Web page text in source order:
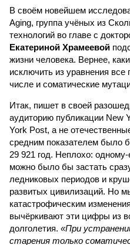
В своём новейшем
Aging, группа учёных из
технологий во главе с
Екатериной Храмеевой
жизни человека. Вернее,
исключить из уравнения все
числе и соматические
Итак, пишет в своей
аудиторию публикации New
York Post, а не
средним показателем было
29 921 год. Неплохо:
можно было бы застать
ледниковых периодов и
развитых цивилизаций. Но
катастрофическим
вычёркивают эти цифры из
долголетия. «При
старения только